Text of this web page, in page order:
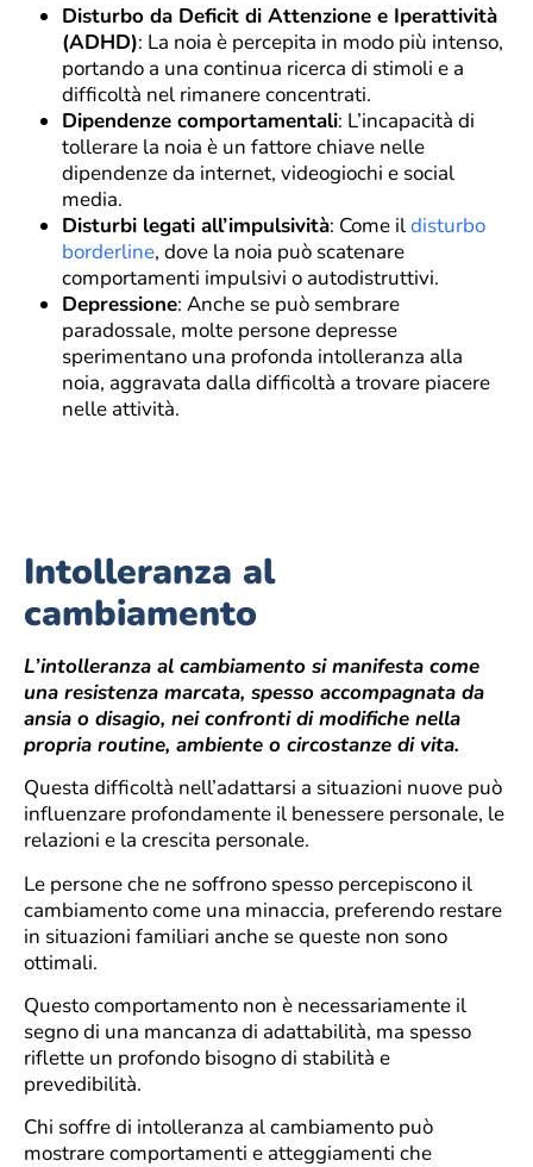
Disturbo da Deficit di Attenzione e Iperattività
(ADHD): La noia è percepita in modo più intenso,
portando a una continua ricerca di stimoli e a
difficoltà nel rimanere concentrati.
Dipendenze comportamentali: L’incapacità di
tollerare la noia è un fattore chiave nelle
dipendenze da internet, videogiochi e social
media.
Disturbi legati all’impulsività: Come ildisturbo
borderline, dove la noia può scatenare
comportamenti impulsivi o autodistruttivi.
Depressione: Anche se può sembrare
paradossale, molte persone depresse
sperimentano una profonda intolleranza alla
noia, aggravata dalla difficoltà a trovare piacere
nelle attività.
Intolleranza al
cambiamento
L’intolleranza al cambiamento si manifesta come
una resistenza marcata, spesso accompagnata da
ansia o disagio, nei confronti di modifiche nella
propria routine, ambiente o circostanze di vita.
Questa difficoltà nell’adattarsi a situazioni nuove può
influenzare profondamente il benessere personale, le
relazioni e la crescita personale.
Le persone che ne soffrono spesso percepiscono il
cambiamento come una minaccia, preferendo restare
in situazioni familiari anche se queste non sono
ottimali.
Questo comportamento non è necessariamente il
segno di una mancanza di adattabilità, ma spesso
riflette un profondo bisogno di stabilità e
prevedibilità.
Chi soffre di intolleranza al cambiamento può
mostrare comportamenti e atteggiamenti che